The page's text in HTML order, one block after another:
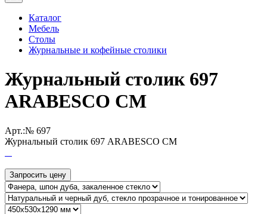
Каталог
Мебель
Столы
Журнальные и кофейные столики
Журнальный столик 697
ARABESCO CM
Арт.:№ 697
Журнальный столик 697 ARABESCO CM
Запросить цену